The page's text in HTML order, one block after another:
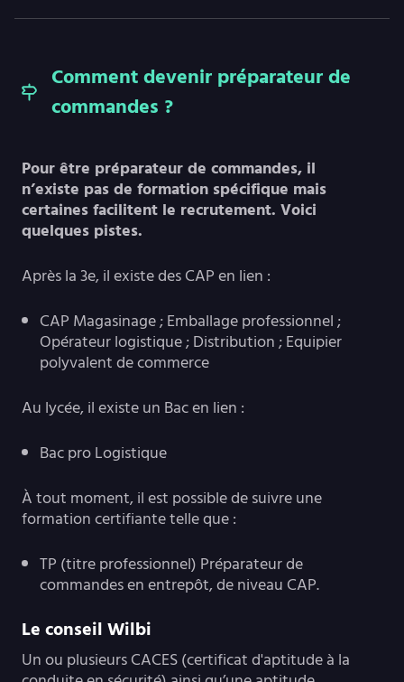
Comment devenir préparateur de
commandes ?
Pour être préparateur de commandes, il
n’existe pas de formation spécifique mais
certaines facilitent le recrutement. Voici
quelques pistes.
Après la 3e, il existe des CAP en lien :
CAP Magasinage ; Emballage professionnel ;
Opérateur logistique ; Distribution ; Equipier
polyvalent de commerce
Au lycée, il existe un Bac en lien :
Bac pro Logistique
À tout moment, il est possible de suivre une
formation certifiante telle que :
TP (titre professionnel) Préparateur de
commandes en entrepôt, de niveau CAP.
Le conseil Wilbi
Un ou plusieurs CACES (certificat d'aptitude à la